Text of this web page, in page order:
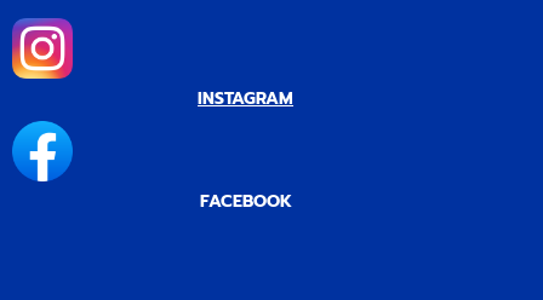
INSTAGRAM
FACEBOOK